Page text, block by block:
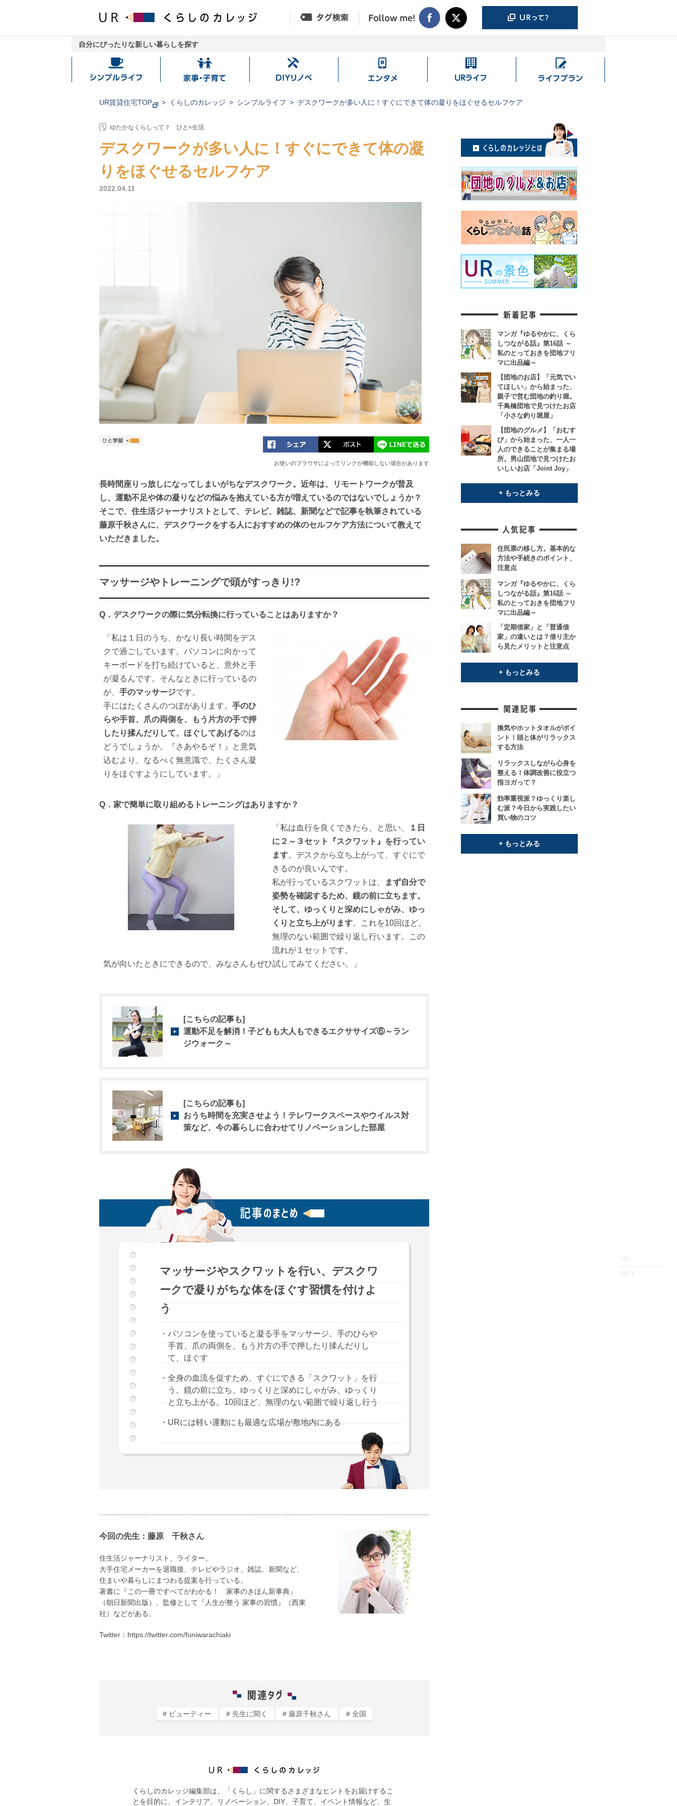
自分にぴったりな新しい暮らしを探す
シ
プ
フ
家
子
DIY
ノ
エ
タ
UR
イ
ラ
ラ
ン
UR賃貸住宅TOP くらしのカレッジ シンプルライフ デスクワークが多い人に！すぐにできて体の凝りをほぐせるセルフケア
ゆたかなくらしって？ ひと×生活
デスクワークが多い人に！すぐにできて体の凝
りをほぐせるセルフケア
2022.04.11
お使いのブラウザによってリンクが機能しない場合があります
長時間座りっ放しになってしまいがちなデスクワーク。近年は、リモートワークが普及
し、運動不足や体の凝りなどの悩みを抱えている方が増えているのではないでしょうか？
そこで、住生活ジャーナリストとして、テレビ、雑誌、新聞などで記事を執筆されている
藤原千秋さんに、デスクワークをする人におすすめの体のセルフケア方法について教えて
いただきました。
マッサージやトレーニングで頭がすっきり!?
Q． デスクワークの際に気分転換に行っていることはありますか？
「私は１日のうち、かなり長い時間をデス
クで過ごしています。パソコンに向かって
キーボードを打ち続けていると、意外と手
が凝るんです。そんなときに行っているの
が、 手のマッサージです。
手にはたくさんのつぼがあります。 手のひ
らや手首、爪の両側を、もう片方の手で押
したり揉んだりして、ほぐしてあげるのは
どうでしょうか。『さあやるぞ！』と意気
込むより、なるべく無意識で、たくさん凝
りをほぐすようにしています。」
Q． 家で簡単に取り組めるトレーニングはありますか？
「私は血行を良くできたら、と思い、
１日
に２～３セット『スクワット』を行ってい
ます。デスクから立ち上がって、すぐにで
きるのが良いんです。
私が行っているスクワットは、
まず自分で
姿勢を確認するため、鏡の前に立ちます。
そして、ゆっくりと深めにしゃがみ、ゆっ
くりと立ち上がります。これを10回ほど、
無理のない範囲で繰り返し行います。この
流れが１セットです。
気が向いたときにできるので、みなさんもぜひ試してみてください。」
[こちらの記事も]
運動不足を解消！子どもも大人もできるエクササイズ⑥～ラン
ジウォーク～
[こちらの記事も]
おうち時間を充実させよう！テレワークスペースやウイルス対
策など、今の暮らしに合わせてリノベーションした部屋
マッサージやスクワットを行い、デスクワ
ークで凝りがちな体をほぐす習慣を付けよ
う
・パソコンを使っていると凝る手をマッサージ。手のひらや
手首、爪の両側を、もう片方の手で押したり揉んだりし
て、ほぐす
・全身の血流を促すため、すぐにできる「スクワット」を行
う。鏡の前に立ち、ゆっくりと深めにしゃがみ、ゆっくり
と立ち上がる。10回ほど、無理のない範囲で繰り返し行う
・URには軽い運動にも最適な広場が敷地内にある
今回の先生：藤原 千秋さん
住生活ジャーナリスト、ライター。
大手住宅メーカーを退職後、テレビやラジオ、雑誌、新聞など、
住まいや暮らしにまつわる提案を行っている。
著書に『この一冊ですべてがわかる！ 家事のきほん新事典』
（朝日新聞出版）、監修として『人生が整う 家事の習慣』（西東
社）などがある。
Twitter：https://twitter.com/funiwarachiaki
ビューティー 先生に聞く 藤原千秋さん 全国
くらしのカレッジ編集部は、「くらし」に関するさまざまなヒントをお届けするこ
とを目的に、インテリア、リノベーション、DIY、子育て、イベント情報など、生
マンガ『ゆるやかに、くら
しつながる話』第16話 ～
私のとっておきを団地フリ
マに出品編～
【団地のお店】「元気でい
てほしい」から始まった、
親子で営む団地の釣り堀。
千鳥橋団地で見つけたお店
「小さな釣り堀屋」
【団地のグルメ】「おむす
び」から始まった、一人一
人のできることが集まる場
所。男山団地で見つけたお
いしいお店「Joint Joy」
+ もっとみる
住民票の移し方。基本的な
方法や手続きのポイント、
注意点
マンガ『ゆるやかに、くら
しつながる話』第16話 ～
私のとっておきを団地フリ
マに出品編～
「定期借家」と「普通借
家」の違いとは？借り主か
ら見たメリットと注意点
+ もっとみる
換気やホットタオルがポイ
ント！頭と体がリラックス
する方法
リラックスしながら心身を
整える！体調改善に役立つ
指ヨガって？
効率重視派？ゆっくり楽し
む派？今日から実践したい
買い物のコツ
+ もっとみる